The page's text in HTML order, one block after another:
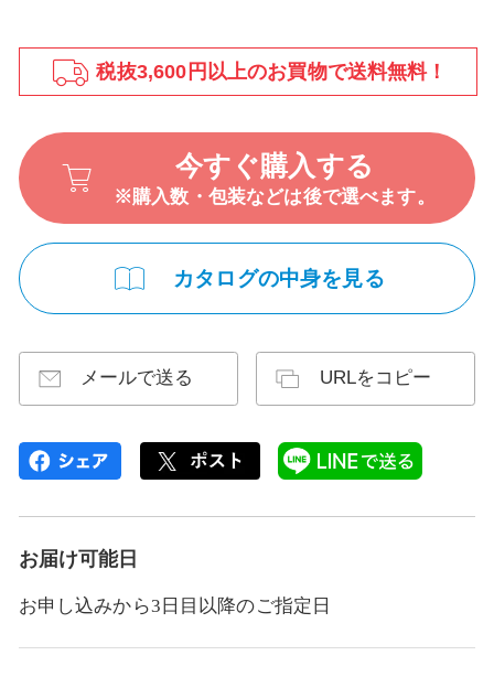
税抜3,600円以上のお買物で送料無料！
今すぐ購入する
※購入数・包装などは後で選べます。
カタログの中身を見る
メールで送る URLをコピー
お届け可能日
お申し込みから3日目以降のご指定日